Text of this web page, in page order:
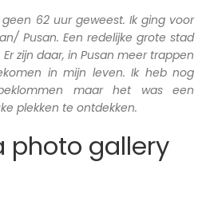
62 uur geweest. Ik ging voor
Pusan. Een redelijke grote stad
zijn daar, in Pusan meer trappen
in mijn leven. Ik heb nog
maar het was een
plekken te ontdekken.
photo gallery